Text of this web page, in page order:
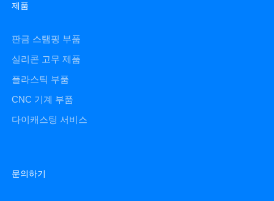
제품
판금 스탬핑 부품
실리콘 고무 제품
플라스틱 부품
CNC 기계 부품
다이캐스팅 서비스
문의하기